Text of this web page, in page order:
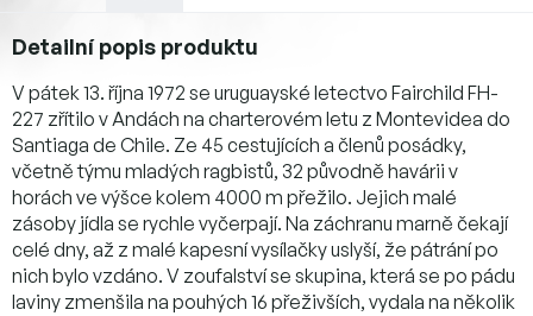
Detailní popis produktu
V pátek 13. října 1972 se uruguayské letectvo Fairchild FH-
227 zřítilo v Andách na charterovém letu z Montevidea do
Santiaga de Chile. Ze 45 cestujících a členů posádky,
včetně týmu mladých ragbistů, 32 původně havárii v
horách ve výšce kolem 4000 m přežilo. Jejich malé
zásoby jídla se rychle vyčerpají. Na záchranu marně čekají
celé dny, až z malé kapesní vysílačky uslyší, že pátrání po
nich bylo vzdáno. V zoufalství se skupina, která se po pádu
laviny zmenšila na pouhých 16 přeživších, vydala na několik